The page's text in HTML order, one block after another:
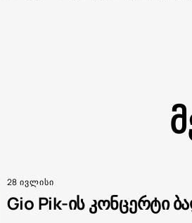
28 ივლისი
Gio Pik-ის კონცერტი